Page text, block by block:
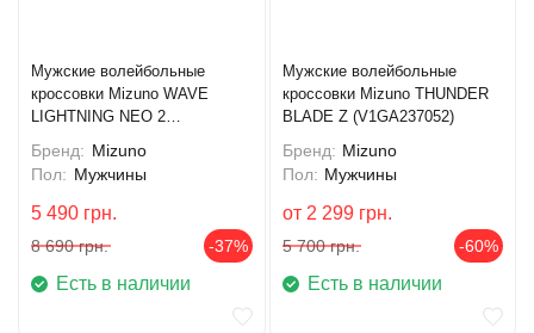
Мужские волейбольные
кроссовки Mizuno WAVE
LIGHTNING NEO 2
Бренд: Mizuno
Пол: Мужчины
5 490 грн.
8 690 грн. -37%
Есть в наличии
Мужские волейбольные
кроссовки Mizuno THUNDER
BLADE Z (V1GA237052)
Бренд: Mizuno
Пол: Мужчины
от 2 299 грн.
5 700 грн. -60%
Есть в наличии